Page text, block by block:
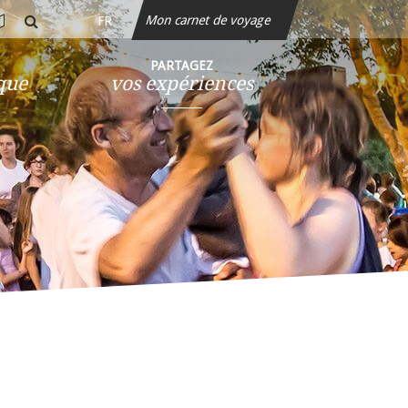
PARTAGEZ
vos expériences
rechercher
FR Mon carnet de voyage